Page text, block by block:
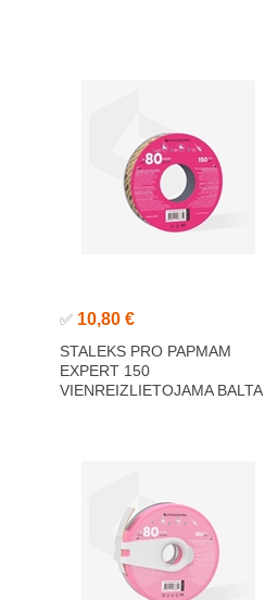
✅ 10,80 €
STALEKS PRO PAPMAM
EXPERT 150
VIENREIZLIETOJAMA BALTA